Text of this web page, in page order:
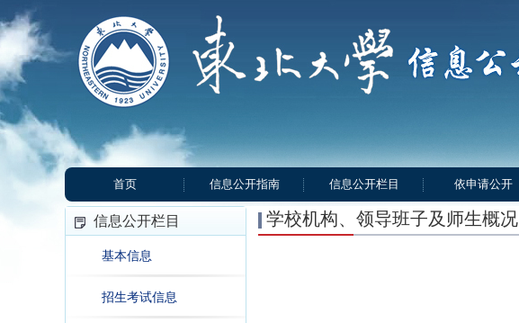
首页 信息公开指南 信息公开栏目 依申请公开
信息公开栏目
基本信息
招生考试信息
学校机构、领导班子及师生概况